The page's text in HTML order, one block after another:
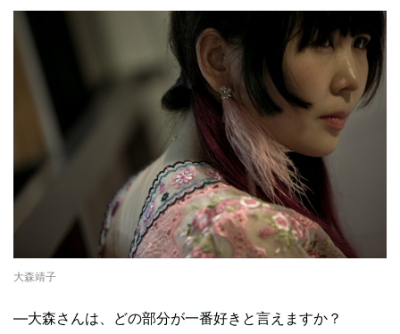
大森靖子
―大森さんは、どの部分が一番好きと言えますか？